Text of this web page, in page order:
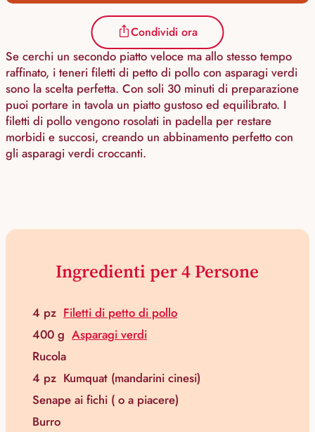
Condividi ora
Se cerchi un secondo piatto veloce ma allo stesso tempo
raffinato, i teneri filetti di petto di pollo con asparagi verdi
sono la scelta perfetta. Con soli 30 minuti di preparazione
puoi portare in tavola un piatto gustoso ed equilibrato. I
filetti di pollo vengono rosolati in padella per restare
morbidi e succosi, creando un abbinamento perfetto con
gli asparagi verdi croccanti.
Ingredienti per 4 Persone
4 pz Filetti di petto di pollo
400 g Asparagi verdi
Rucola
4 pz Kumquat (mandarini cinesi)
Senape ai fichi ( o a piacere)
Burro